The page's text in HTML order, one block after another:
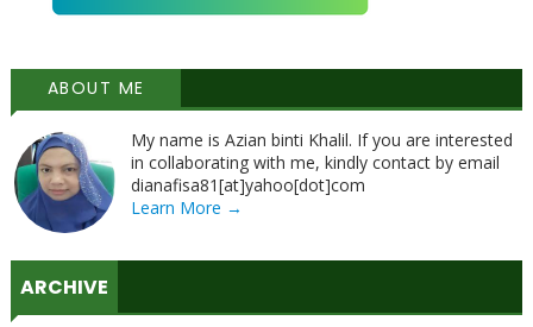
ABOUT ME
My name is Azian binti Khalil. If you are interested
in collaborating with me, kindly contact by email
dianafisa81[at]yahoo[dot]com
Learn More →
ARCHIVE